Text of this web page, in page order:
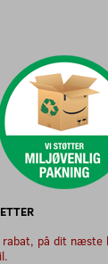
på dit næste